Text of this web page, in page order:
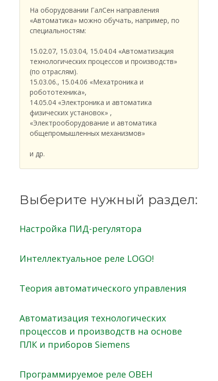
На оборудовании ГалСен направления
«Автоматика» можно обучать, например, по
специальностям:
15.02.07, 15.03.04, 15.04.04 «Автоматизация
технологических процессов и производств»
(по отраслям).
15.03.06., 15.04.06 «Мехатроника и
робототехника»,
14.05.04 «Электроника и автоматика
физических установок» ,
«Электрооборудование и автоматика
общепромышленных механизмов»
и др.
Выберите нужный раздел:
Настройка ПИД-регулятора
Интеллектуальное реле LOGO!
Теория автоматического управления
Автоматизация технологических
процессов и производств на основе
ПЛК и приборов Siemens
Программируемое реле ОВЕН